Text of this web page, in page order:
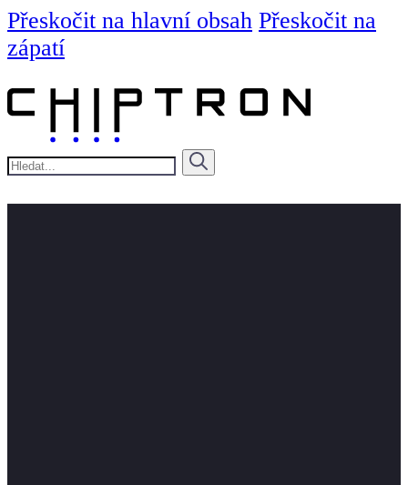
Přeskočit na hlavní obsah Přeskočit na
zápatí
Hledat